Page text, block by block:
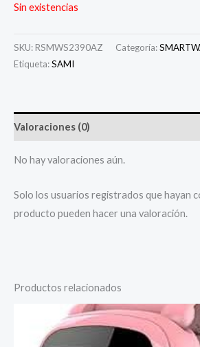
Sin existencias
SKU: RSMWS2390AZ Categoría:
Etiqueta:SAMI
Valoraciones (0)
No hay valoraciones aún.
Solo los usuarios registrados que hayan
producto pueden hacer una valoración.
Productos relacionados